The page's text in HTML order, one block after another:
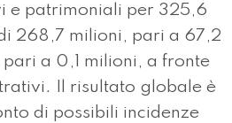
e patrimoniali per 325,6
268,7 milioni, pari a 67,2
a 0,1 milioni, a fronte
Il risultato globale è
di possibili incidenze